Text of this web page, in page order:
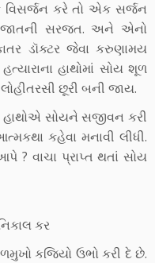
વિસર્જન કરે તો એક સર્જન
સરજત. અને એનો
ડૉક્ટર જેવા કરુણામય
હાથોમાં સોય શૂળ
છૂરી બની જાય.
હાથોએ સોયને સજીવન કરી
કહેવા મનાવી લીધી.
? વાચા પ્રાપ્ત થતાં સોય
કર
કજિયો ઉભો કરી દે છે.